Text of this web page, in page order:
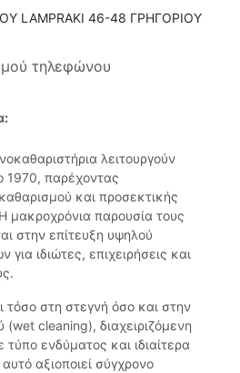
LAMPRAKI 46-48 ΓΡΗΓΟΡΙΟΥ
τηλεφώνου
λειτουργούν
1970, παρέχοντας
και προσεκτικής
μακροχρόνια παρουσία τους
στην επίτευξη υψηλού
ιδιώτες, επιχειρήσεις και
τόσο στη στεγνή όσο και στην
cleaning), διαχειριζόμενη
ενδύματος και ιδιαίτερα
αξιοποιεί σύγχρονο